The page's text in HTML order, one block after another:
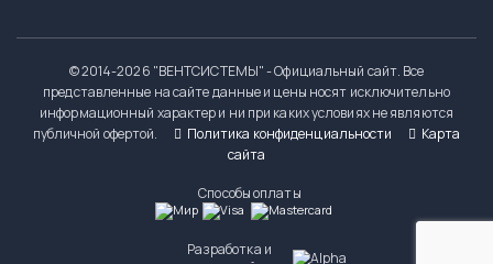
© 2014-2026 "ВЕНТСИСТЕМЫ" - Официальный сайт. Все
представленные на сайте данные и цены носят исключительно
информационный характер и ни при каких условиях не являются
публичной офертой.
Политика конфиденциальности
Карта
сайта
Способы оплаты
Разработка и